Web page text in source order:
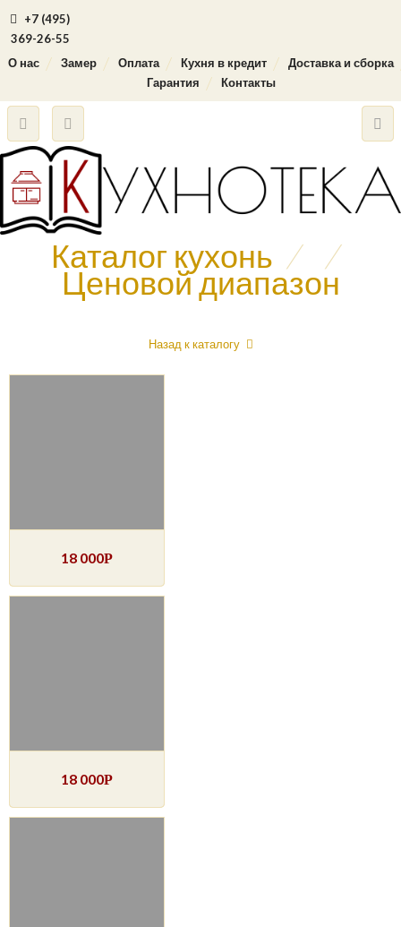
+7 (495)
369-26-55
О нас
Замер Оплата Кухня в кредит
Доставка и сборка
Гарантия
Контакты
Каталог кухонь / /
Ценовой диапазон
Назад к каталогу
18 000Р
18 000Р